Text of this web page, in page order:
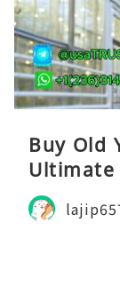
Buy Old
Ultimate